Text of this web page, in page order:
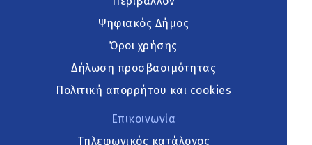
Ψηφιακός Δήμος
Όροι χρήσης
Δήλωση προσβασιμότητας
Πολιτική απορρήτου και cookies
Επικοινωνία
Τηλεφωνικός κατάλογος